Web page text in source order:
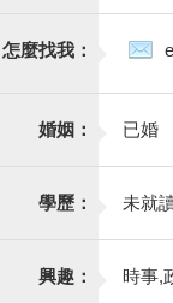
怎麼找我：
婚姻： 已婚
學歷： 未就
興趣： 時事,